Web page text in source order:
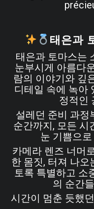
태은과
태은과 토마스는
눈부시게 아름다
람의 이야기와 깊
디테일 속에 녹아
정적인
설레던 준비 과정
순간까지, 모든 시
눈 기쁨으
카메라 렌즈 너머
한 몸짓, 터져 나오
토록 특별하고 소
의 순간
시간이 멈춘 듯했